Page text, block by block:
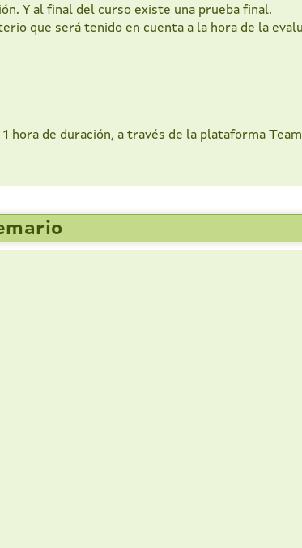
Y al final del curso existe una prueba final.
que será tenido en cuenta a la hora de la
de duración, a través de la plataforma